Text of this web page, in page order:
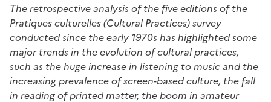
The retrospective analysis of the five editions of the
Pratiques culturelles (Cultural Practices) survey
conducted since the early 1970s has highlighted some
major trends in the evolution of cultural practices,
such as the huge increase in listening to music and the
increasing prevalence of screen-based culture, the fall
in reading of printed matter, the boom in amateur